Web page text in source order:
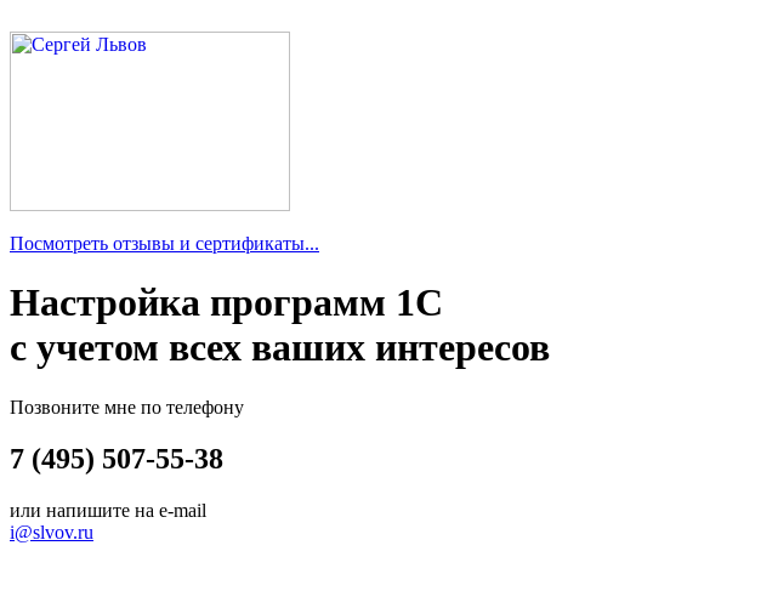
Посмотреть отзывы и сертификаты...
Настройка программ 1С
с учетом всех ваших интересов
Позвоните мне по телефону
7 (495) 507-55-38
или напишите на e-mail
i@slvov.ru